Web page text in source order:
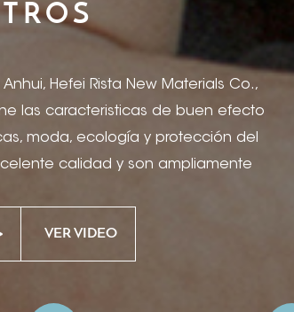
Hefei Rista New Materials Co.,
las caracteristicas de buen efecto
moda, ecología y protección del
calidad y son ampliamente
encuadernación para cajas de
escritorio de hotel, proyectos de
VER VIDEO